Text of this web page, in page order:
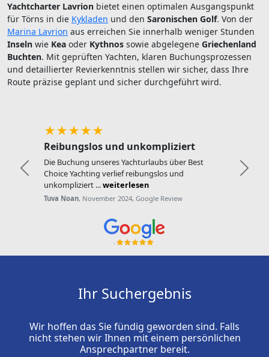
Yachtcharter Lavrion bietet einen optimalen Ausgangspunkt
für Törns in die Kykladen und den Saronischen Golf. Von der
Marina Lavrion aus erreichen Sie innerhalb weniger Stunden
Inseln wie Kea oder Kythnos sowie abgelegene Griechenland
Buchten. Mit geprüften Yachten, klaren Buchungsprozessen
und detaillierter Revierkenntnis stellen wir sicher, dass Ihre
Route präzise geplant und sicher durchgeführt wird.
★★★★★
Reibungslos und unkompliziert
Die Buchung unseres Yachturlaubs über Best
Choice Yachting verlief reibungslos und
unkompliziert ...weiterlesen
Tuva Noan, November 2024, Google Review
Zurück
Ihr Suchergebnis
Wir hoffen das Sie fündig geworden sind. Falls
nicht stehen wir Ihnen mit einem persönlichen
Ansprechpartner bereit.